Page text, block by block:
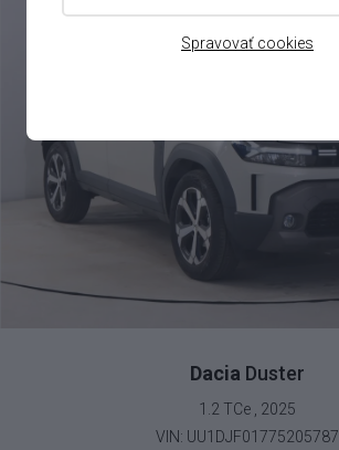
Dacia Duster
1.2 TCe , 2025
VIN: UU1DJF01775205787
Spravovať cookies